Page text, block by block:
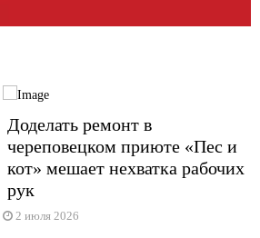
Доделать ремонт в
череповецком приюте «Пес и
кот» мешает нехватка рабочих
рук
2 июля 2026